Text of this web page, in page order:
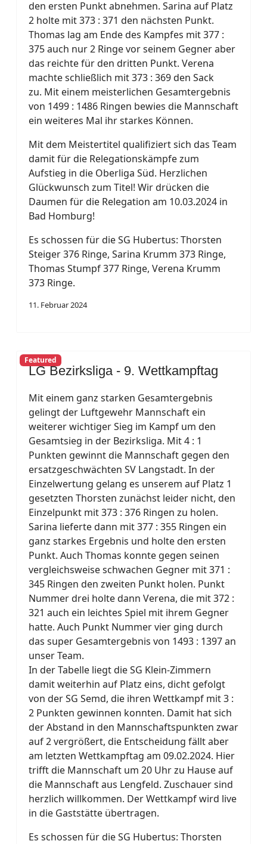
den ersten Punkt abnehmen. Sarina auf Platz
2 holte mit 373 : 371 den nächsten Punkt.
Thomas lag am Ende des Kampfes mit 377 :
375 auch nur 2 Ringe vor seinem Gegner aber
das reichte für den dritten Punkt. Verena
machte schließlich mit 373 : 369 den Sack
zu. Mit einem meisterlichen Gesamtergebnis
von 1499 : 1486 Ringen bewies die Mannschaft
ein weiteres Mal ihr starkes Können.
Mit dem Meistertitel qualifiziert sich das Team
damit für die Relegationskämpfe zum
Aufstieg in die Oberliga Süd. Herzlichen
Glückwunsch zum Titel! Wir drücken die
Daumen für die Relegation am 10.03.2024 in
Bad Homburg!
Es schossen für die SG Hubertus: Thorsten
Steiger 376 Ringe, Sarina Krumm 373 Ringe,
Thomas Stumpf 377 Ringe, Verena Krumm
373 Ringe.
11. Februar 2024
Featured
LG Bezirksliga - 9. Wettkampftag
Mit einem ganz starken Gesamtergebnis
gelingt der Luftgewehr Mannschaft ein
weiterer wichtiger Sieg im Kampf um den
Gesamtsieg in der Bezirksliga. Mit 4 : 1
Punkten gewinnt die Mannschaft gegen den
ersatzgeschwächten SV Langstadt. In der
Einzelwertung gelang es unserem auf Platz 1
gesetzten Thorsten zunächst leider nicht, den
Einzelpunkt mit 373 : 376 Ringen zu holen.
Sarina lieferte dann mit 377 : 355 Ringen ein
ganz starkes Ergebnis und holte den ersten
Punkt. Auch Thomas konnte gegen seinen
vergleichsweise schwachen Gegner mit 371 :
345 Ringen den zweiten Punkt holen. Punkt
Nummer drei holte dann Verena, die mit 372 :
321 auch ein leichtes Spiel mit ihrem Gegner
hatte. Auch Punkt Nummer vier ging durch
das super Gesamtergebnis von 1493 : 1397 an
unser Team.
In der Tabelle liegt die SG Klein-Zimmern
damit weiterhin auf Platz eins, dicht gefolgt
von der SG Semd, die ihren Wettkampf mit 3 :
2 Punkten gewinnen konnten. Damit hat sich
der Abstand in den Mannschaftspunkten zwar
auf 2 vergrößert, die Entscheidung fällt aber
am letzten Wettkampftag am 09.02.2024. Hier
trifft die Mannschaft um 20 Uhr zu Hause auf
die Mannschaft aus Lengfeld. Zuschauer sind
herzlich willkommen. Der Wettkampf wird live
in die Gaststätte übertragen.
Es schossen für die SG Hubertus: Thorsten